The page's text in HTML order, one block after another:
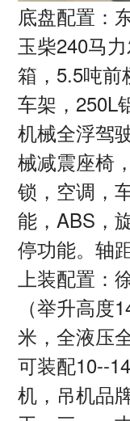
底盘配置：
玉柴240马
箱，5.5吨前
车架，250L
机械全浮驾
械减震座椅
锁，空调，
能，ABS，
停功能。轴
上装配置：
（举升高度
米，全液压
可装配10--
机，吊机品